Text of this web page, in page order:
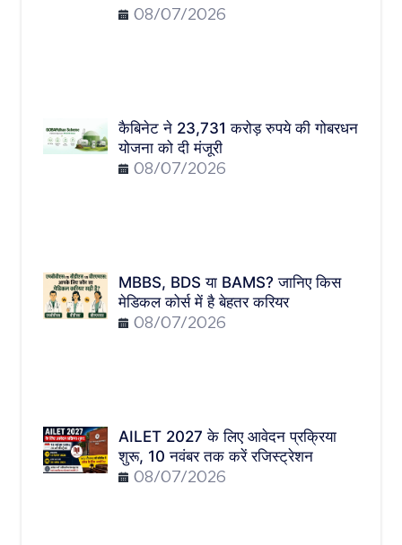
08/07/2026
कैबिनेट ने 23,731 करोड़ रुपये की गोबरधन
योजना को दी मंजूरी
08/07/2026
MBBS, BDS या BAMS? जानिए किस
मेडिकल कोर्स में है बेहतर करियर
08/07/2026
AILET 2027 के लिए आवेदन प्रक्रिया
शुरू, 10 नवंबर तक करें रजिस्ट्रेशन
08/07/2026